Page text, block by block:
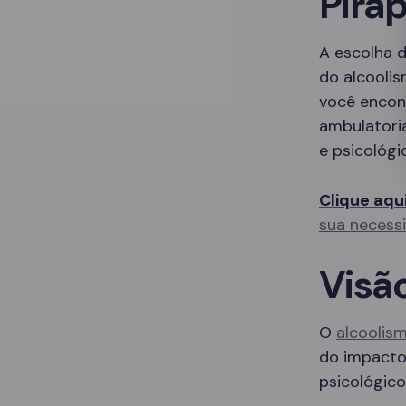
A escolha
do
você
e
Clique
sua
O
do